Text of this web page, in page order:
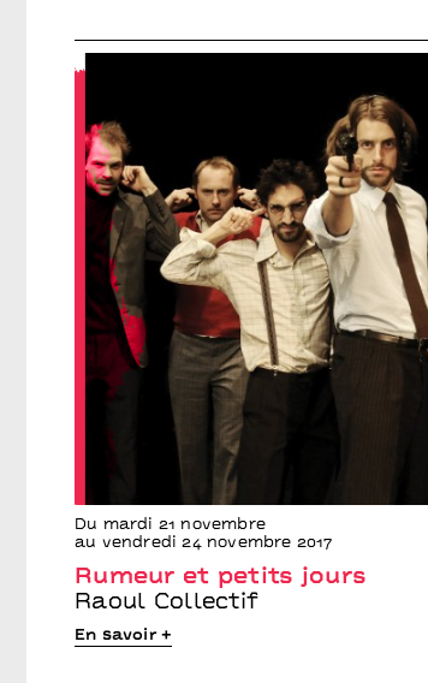
Du mardi 21 novembre
au vendredi 24 novembre 2017
Rumeur et petits jours
Raoul Collectif
En savoir +